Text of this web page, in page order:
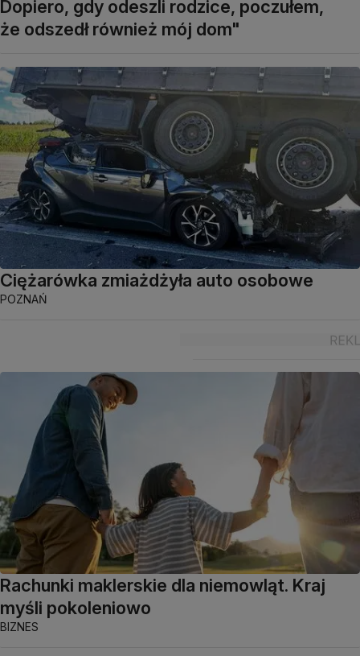
Dopiero, gdy odeszli rodzice, poczułem,
że odszedł również mój dom"
Ciężarówka zmiażdżyła auto osobowe
POZNAŃ
Rachunki maklerskie dla niemowląt. Kraj
myśli pokoleniowo
BIZNES